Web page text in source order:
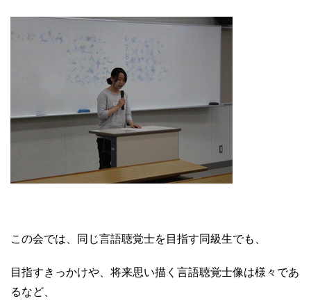
この会では、同じ言語聴覚士を目指す同級生でも、
目指すきっかけや、将来思い描く言語聴覚士像は様々であ
るなど、